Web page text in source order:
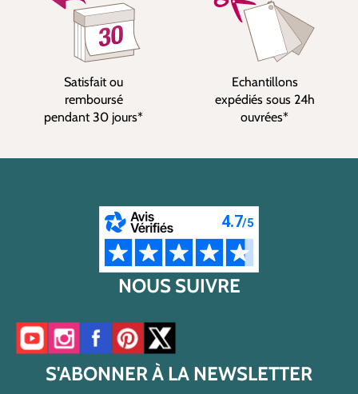
Satisfait ou
remboursé
pendant 30 jours*
Echantillons
expédiés sous 24h
ouvrées*
NOUS SUIVRE
Accéder à notre chaîne YouTube
Accéder à notre compte Instagram
Accéder à notre page Facebook
Accéder à notre compte Pinterest
Accéder à notre compte Twitter/X
S'ABONNER À LA NEWSLETTER